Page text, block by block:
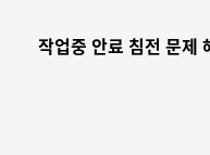
작업중 안료 침전 문제